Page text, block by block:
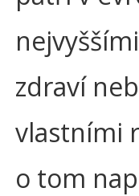
zdraví
vlastními
o tom